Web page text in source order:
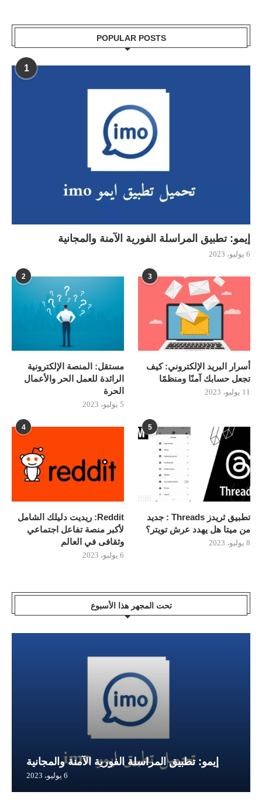
POPULAR POSTS
1
إيمو: تطبيق المراسلة الفورية الآمنة والمجانية
6 يوليو، 2023
2
مستقل: المنصة الإلكترونية
الرائدة للعمل الحر والأعمال
الحرة
5 يوليو، 2023
3
أسرار البريد الإلكتروني: كيف
تجعل حسابك آمنًا ومنظمًا
11 يوليو، 2023
4
Reddit: ريديت دليلك الشامل
لأكبر منصة تفاعل اجتماعي
وثقافى في العالم
6 يوليو، 2023
5
تطبيق ثريدز Threads : جديد
من ميتا هل يهدد عرش تويتر؟
8 يوليو، 2023
تحت المجهر هذا الأسبوع
إيمو: تطبيق المراسلة الفورية الآمنة والمجانية
6 يوليو، 2023